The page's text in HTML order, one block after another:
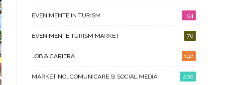
EVENIMENTE IN TURISM 194
EVENIMENTE TURISM MARKET 76
JOB & CARIERA 192
MARKETING, COMUNICARE SI SOCIAL MEDIA 266